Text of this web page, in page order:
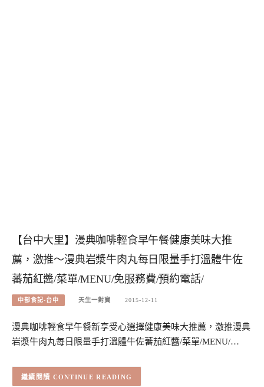
【台中大里】漫典咖啡輕食早午餐健康美味大推
薦，激推～漫典岩漿牛肉丸每日限量手打溫體牛佐
蕃茄紅醬/菜單/MENU/免服務費/預約電話/
中部食記-台中 天生一對寶 2015-12-11
漫典咖啡輕食早午餐新享受心選擇健康美味大推薦，激推漫典
岩漿牛肉丸每日限量手打溫體牛佐蕃茄紅醬/菜單/MENU/…
CONTINUE READING